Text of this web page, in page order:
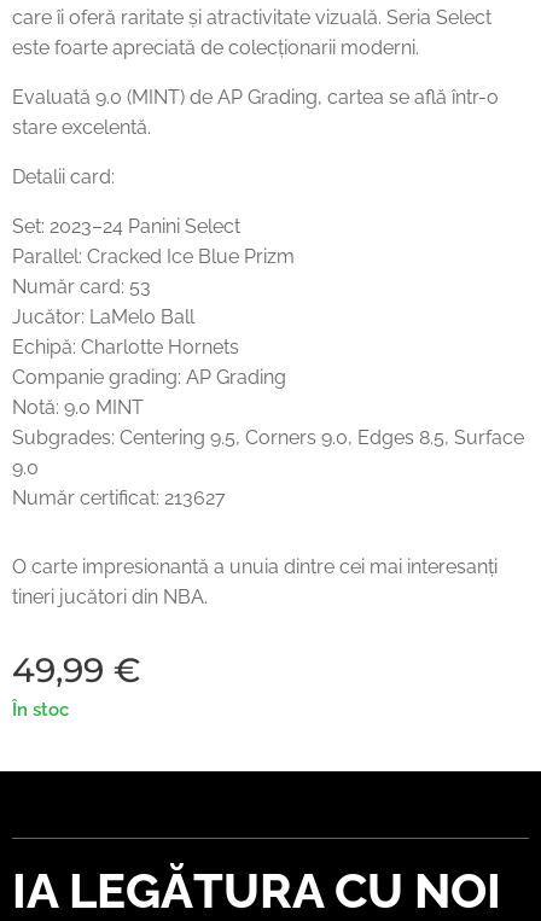
care îi oferă raritate și atractivitate vizuală. Seria Select
este foarte apreciată de colecționarii moderni.
Evaluată 9.0 (MINT) de AP Grading, cartea se află într-o
stare excelentă.
Detalii card:
Set: 2023–24 Panini Select
Parallel: Cracked Ice Blue Prizm
Număr card: 53
Jucător: LaMelo Ball
Echipă: Charlotte Hornets
Companie grading: AP Grading
Notă: 9.0 MINT
Subgrades: Centering 9.5, Corners 9.0, Edges 8.5, Surface
9.0
Număr certificat: 213627
O carte impresionantă a unuia dintre cei mai interesanți
tineri jucători din NBA.
49,99 €
În stoc
IA LEGĂTURA CU NOI